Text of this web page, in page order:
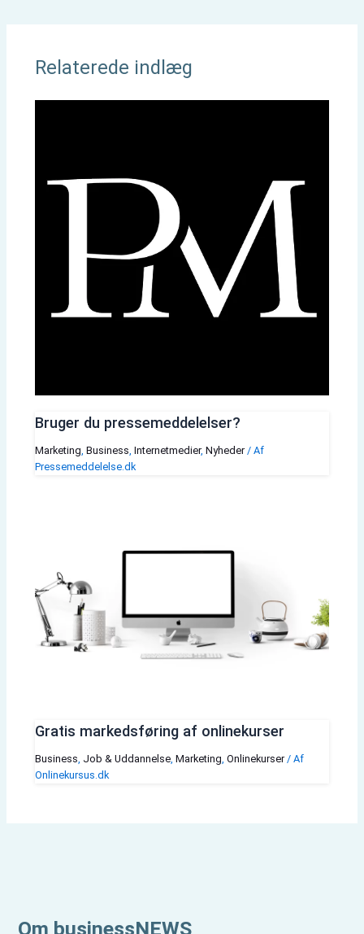
Relaterede indlæg
Bruger du pressemeddelelser?
Marketing Business Internetmedier, Nyheder/ Af
Pressemeddelelse.dk
Gratis markedsføring af onlinekurser
Business Job & Uddannelse, Marketing Onlinekurser/ Af
Onlinekursus.dk
Om businessNEWS